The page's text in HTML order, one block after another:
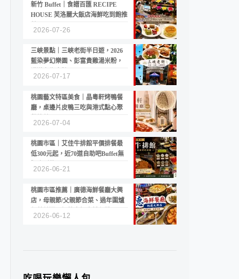
新竹 Buffet｜食譜百匯 RECIPE
HOUSE 芙洛麗大飯店海鮮吃到飽推
2026-07-26
三峽景點｜三峽老街半日遊，2026
藍染夢幻樂園、彭富貴雞湯米粉，
2026-07-17
桃園藝文特區美食｜晶粵軒烤鴨餐
廳，桌邊片皮鴨三吃與港式點心聚
2026-07-04
桃園市區｜艾佳牛排館平價排餐最
低300元起，近70道自助吧Buffet無
2026-06-21
桃園市區推薦｜廣德海鮮餐廳大興
店，母親節/父親節合菜、過年圍爐
2026-06-12